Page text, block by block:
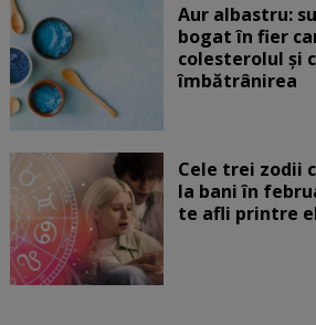
Aur albastru:
bogat în fier
colesterolul și
îmbătrânirea
Cele trei zodii
la bani în
te afli printre